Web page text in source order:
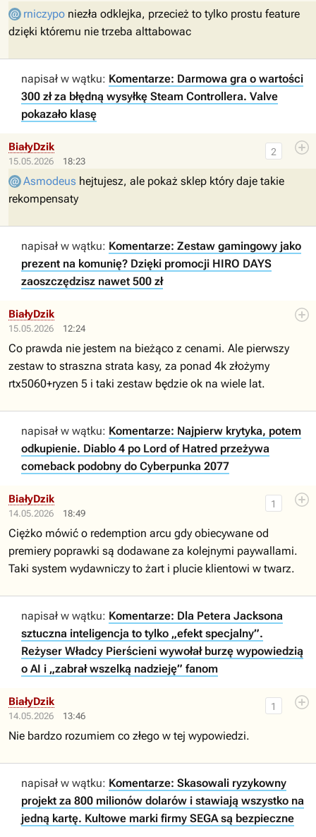
rniczypo niezła odklejka, przecież to tylko prostu feature
dzięki któremu nie trzeba alttabowac
napisał w wątku: Komentarze: Darmowa gra o wartości
300 zł za błędną wysyłkę Steam Controllera. Valve
pokazało klasę
15.05.2026 18:23
2
BiałyDzik
Asmodeus hejtujesz, ale pokaż sklep który daje takie
rekompensaty
napisał w wątku: Komentarze: Zestaw gamingowy jako
prezent na komunię? Dzięki promocji HIRO DAYS
zaoszczędzisz nawet 500 zł
15.05.2026 12:24
BiałyDzik
Co prawda nie jestem na bieżąco z cenami. Ale pierwszy
zestaw to straszna strata kasy, za ponad 4k złożymy
rtx5060+ryzen 5 i taki zestaw będzie ok na wiele lat.
napisał w wątku: Komentarze: Najpierw krytyka, potem
odkupienie. Diablo 4 po Lord of Hatred przeżywa
comeback podobny do Cyberpunka 2077
14.05.2026 18:49
1
BiałyDzik
Ciężko mówić o redemption arcu gdy obiecywane od
premiery poprawki są dodawane za kolejnymi paywallami.
Taki system wydawniczy to żart i plucie klientowi w twarz.
napisał w wątku: Komentarze: Dla Petera Jacksona
sztuczna inteligencja to tylko „efekt specjalny”.
Reżyser Władcy Pierścieni wywołał burzę wypowiedzią
o AI i „zabrał wszelką nadzieję” fanom
14.05.2026 13:46
1
BiałyDzik
Nie bardzo rozumiem co złego w tej wypowiedzi.
napisał w wątku: Komentarze: Skasowali ryzykowny
projekt za 800 milionów dolarów i stawiają wszystko na
jedną kartę. Kultowe marki firmy SEGA są bezpieczne